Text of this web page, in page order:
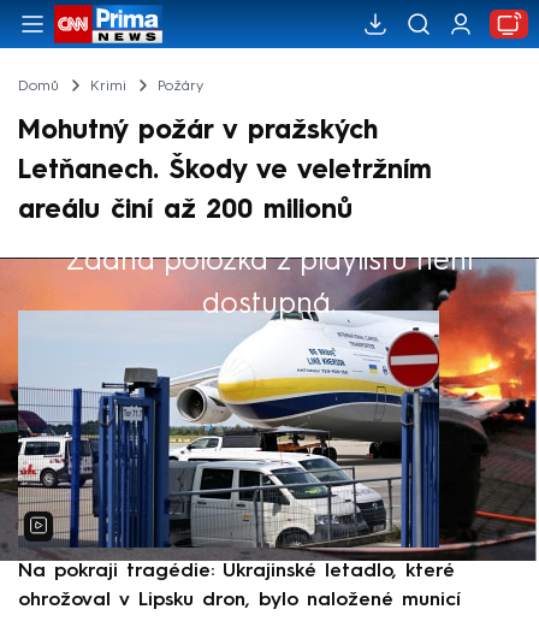
Domů Krimi Požáry
Mohutný požár v pražských
Letňanech. Škody ve veletržním
areálu činí až 200 milionů
Žádná položka z playlistu není
dostupná.
Výběr redakce
Na pokraji tragédie: Ukrajinské letadlo, které
ohrožoval v Lipsku dron, bylo naložené municí